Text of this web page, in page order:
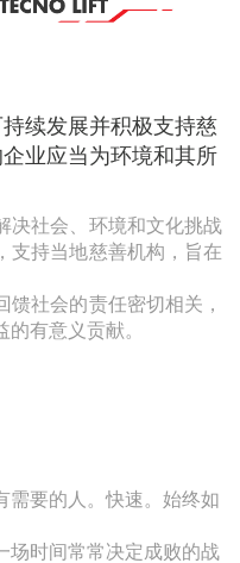
续发展并积极支持慈
业应当为环境和其所
决社会、环境和文化挑战
支持当地慈善机构，旨在
社会的责任密切相关，
有意义贡献。
需要的人。快速。始终如
场时间常常决定成败的战